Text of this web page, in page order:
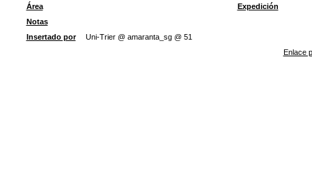
Área
Expedición
Notas
Insertado por
Uni-Trier @ amaranta_sg @ 51
Enlace